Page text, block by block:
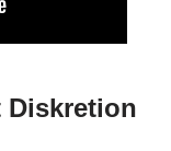
Diskretion